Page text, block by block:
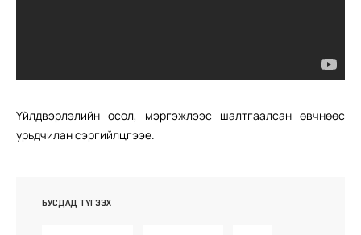
Үйлдвэрлэлийн осол, мэргэжлээс шалтгаалсан өвчнөөс
урьдчилан сэргийлцгээе.
БУСДАД ТҮГЭЭХ